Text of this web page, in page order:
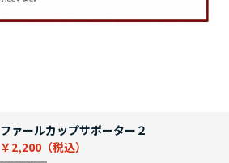
ファールカップサポーター２
￥2,200